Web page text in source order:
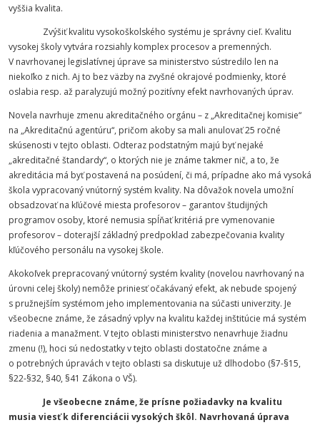
vyššia kvalita.
Zvýšiť kvalitu vysokoškolského systému je správny cieľ. Kvalitu
vysokej školy vytvára rozsiahly komplex procesov a premenných.
V navrhovanej legislatívnej úprave sa ministerstvo sústredilo len na
niekoľko z nich. Aj to bez väzby na zvyšné okrajové podmienky, ktoré
oslabia resp. až paralyzujú možný pozitívny efekt navrhovaných úprav.
Novela navrhuje zmenu akreditačného orgánu – z „Akreditačnej komisie“
na „Akreditačnú agentúru“, pričom akoby sa mali anulovať 25 ročné
skúsenosti v tejto oblasti. Odteraz podstatným majú byť nejaké
„akreditačné štandardy“, o ktorých nie je známe takmer nič, a to, že
akreditácia má byť postavená na posúdení, či má, prípadne ako má vysoká
škola vypracovaný vnútorný systém kvality. Na dôvažok novela umožní
obsadzovať na kľúčové miesta profesorov – garantov študijných
programov osoby, ktoré nemusia spĺňať kritériá pre vymenovanie
profesorov – doterajší základný predpoklad zabezpečovania kvality
kľúčového personálu na vysokej škole.
Akokoľvek prepracovaný vnútorný systém kvality (novelou navrhovaný na
úrovni celej školy) nemôže priniesť očakávaný efekt, ak nebude spojený
s pružnejším systémom jeho implementovania na súčasti univerzity. Je
všeobecne známe, že zásadný vplyv na kvalitu každej inštitúcie má systém
riadenia a manažment. V tejto oblasti ministerstvo nenavrhuje žiadnu
zmenu (!), hoci sú nedostatky v tejto oblasti dostatočne známe a
o potrebných úpravách v tejto oblasti sa diskutuje už dlhodobo (§7-§15,
§22-§32, §40, §41 Zákona o VŠ).
Je všeobecne známe, že prísne požiadavky na kvalitu
musia viesť k diferenciácii vysokých škôl. Navrhovaná úprava